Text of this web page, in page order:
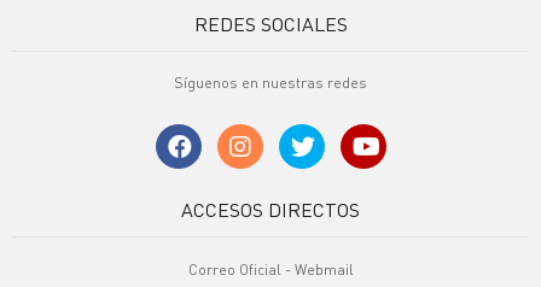
REDES SOCIALES
Síguenos en nuestras redes
ACCESOS DIRECTOS
Correo Oficial - Webmail